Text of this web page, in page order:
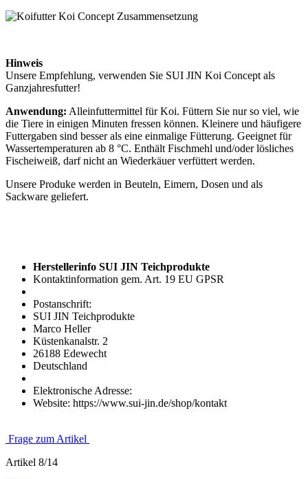
Hinweis
Unsere Empfehlung, verwenden Sie SUI JIN Koi Concept als
Ganzjahresfutter!
Anwendung: Alleinfuttermittel für Koi. Füttern Sie nur so viel, wie
die Tiere in einigen Minuten fressen können. Kleinere und häufigere
Futtergaben sind besser als eine einmalige Fütterung. Geeignet für
Wassertemperaturen ab 8 °C. Enthält Fischmehl und/oder lösliches
Fischeiweiß, darf nicht an Wiederkäuer verfüttert werden.
Unsere Produke werden in Beuteln, Eimern, Dosen und als
Sackware geliefert.
Herstellerinfo SUI JIN Teichprodukte
Kontaktinformation gem. Art. 19 EU GPSR
Postanschrift:
SUI JIN Teichprodukte
Marco Heller
Küstenkanalstr. 2
26188 Edewecht
Deutschland
Elektronische Adresse:
Website: https://www.sui-jin.de/shop/kontakt
Frage zum Artikel
Artikel 8/14